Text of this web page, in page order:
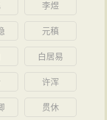
九洲，只今烟雾锁
愁。”借中秋天阴
修订成17卷，这是
附有自叙3000多
印在文集的扉页
李煜
元稹
白居易
许浑
贯休